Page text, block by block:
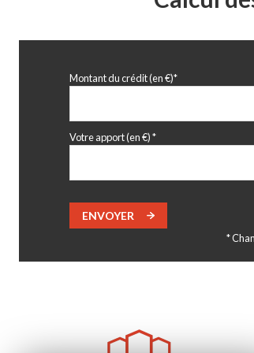
Montant du crédit (en €)*
Votre apport (en €) *
ENVOYER
*